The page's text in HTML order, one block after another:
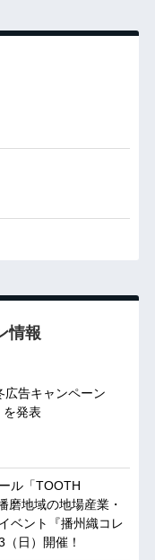
情報
広告キャンペーン
を発表
ル「TOOTH
磨地域の地場産業・
ベント『播州織コレ
日）開催！